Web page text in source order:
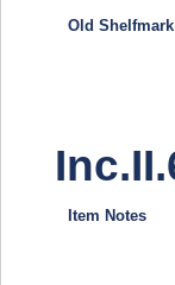
Old Shelfmark
Item Notes